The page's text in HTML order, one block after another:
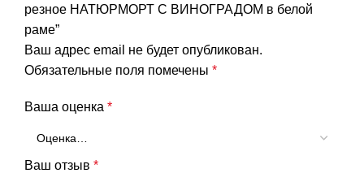
резное НАТЮРМОРТ С ВИНОГРАДОМ в белой
раме”
Ваш адрес email не будет опубликован.
Обязательные поля помечены *
Ваша оценка *
Ваш отзыв *